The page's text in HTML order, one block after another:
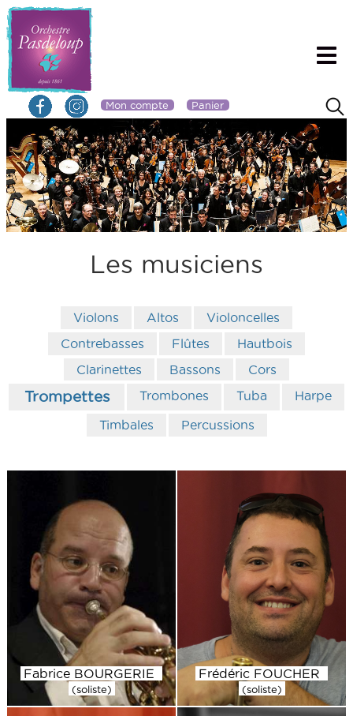
Mon compte Panier
Les musiciens
Violons Altos
Violoncelles
Contrebasses
Flûtes
Hautbois
Clarinettes
Bassons Cors
Trompettes Trombones Tuba Harpe
Timbales Percussions
Fabrice BOURGERIE
(soliste)
Frédéric FOUCHER
(soliste)